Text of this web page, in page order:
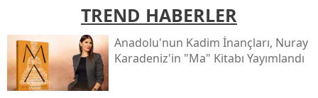
TREND HABERLER
Anadolu'nun Kadim İnançları, Nuray
Karadeniz'in "ma" Kitabı Yayımlandı